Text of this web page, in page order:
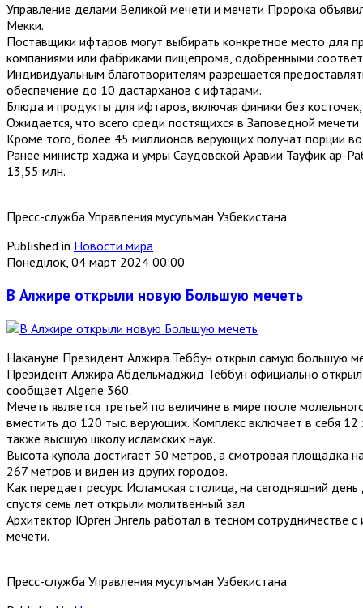
Управление делами Великой мечети и мечети Пророка
Мекки.
Поставщики ифтаров могут выбирать конкретное место для
компаниями или фабриками пищепрома, одобренными
Индивидуальным благотворителям разрешается
обеспечение до 10 дастарханов с ифтарами.
Блюда и продукты для ифтаров, включая финики без
Ожидается, что всего среди постящихся в Заповедной
Кроме того, более 45 миллионов верующих получат порции
Ранее министр хаджа и умры Саудовской Аравии Тауфик ар-
13,55 млн.
Пресс-служба Управления мусульман Узбекистана
Published in Новости мира
Понеділок, 04 март 2024 00:00
В Алжире открыли новую Большую мечеть
Накануне Президент Алжира Теббун открыл самую большую
Президент Алжира Абдельмаджид Теббун официально
сообщает Algerie 360.
Мечеть является третьей по величине в мире после
вместить до 120 тыс. верующих. Комплекс включает в себя 12
также высшую школу исламских наук.
Высота купола достигает 50 метров, а смотровая площадка
267 метров и виден из других городов.
Как передает ресурс Исламская столица, на сегодняшний
спустя семь лет открыли молитвенный зал.
Архитектор Юрген Энгель работал в тесном сотрудничестве
мечети.
Пресс-служба Управления мусульман Узбекистана